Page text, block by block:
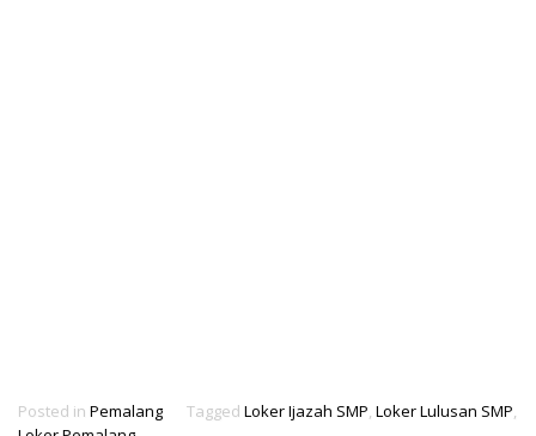
Posted in Pemalang Tagged Loker Ijazah SMP Loker Lulusan SMP